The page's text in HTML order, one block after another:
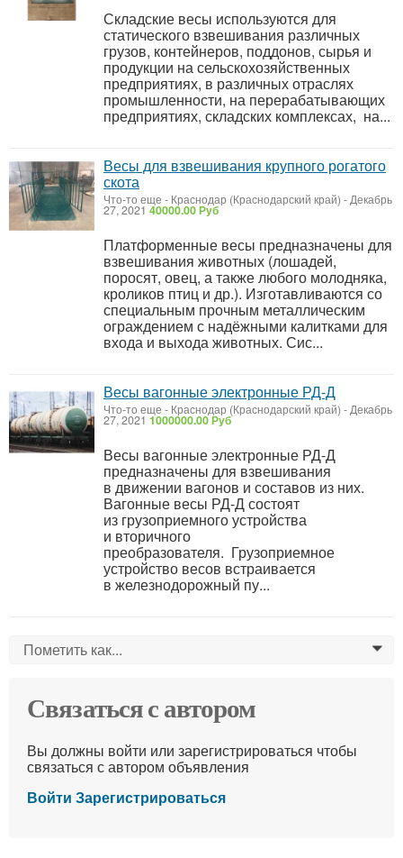
Складские весы используются для
статического взвешивания различных
грузов, контейнеров, поддонов, сырья и
продукции на сельскохозяйственных
предприятиях, в различных отраслях
промышленности, на перерабатывающих
предприятиях, складских комплексах, на...
Весы для взвешивания крупного рогатого
скота
Что-то еще - Краснодар (Краснодарский край) -Декабрь
27, 2021 40000.00 Руб
Платформенные весы предназначены для
взвешивания животных (лошадей,
поросят, овец, а также любого молодняка,
кроликов птиц и др.). Изготавливаются со
специальным прочным металлическим
ограждением с надёжными калитками для
входа и выхода животных. Сис...
Весы вагонные электронные РД-Д
Что-то еще - Краснодар (Краснодарский край) -Декабрь
27, 2021 1000000.00 Руб
Весы вагонные электронные РД-Д
предназначены для взвешивания
в движении вагонов и составов из них.
Вагонные весы РД-Д состоят
из грузоприемного устройства
и вторичного
преобразователя. Грузоприемное
устройство весов встраивается
в железнодорожный пу...
Пометить как... 0
Связаться с автором
Вы должны войти или зарегистрироваться чтобы
связаться с автором объявления
Войти Зарегистрироваться